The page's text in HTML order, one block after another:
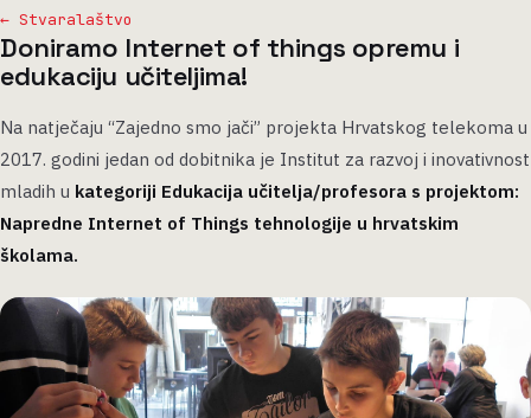
← Stvaralaštvo
Doniramo Internet of things opremu i
edukaciju učiteljima!
Na natječaju “Zajedno smo jači” projekta Hrvatskog telekoma u
2017. godini jedan od dobitnika je Institut za razvoj i inovativnost
mladih u kategoriji Edukacija učitelja/profesora s projektom:
Napredne Internet of Things tehnologije u hrvatskim
školama.